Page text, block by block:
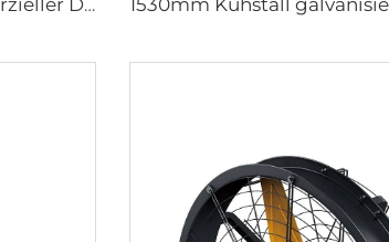
6 Klingen Neues Design Kommerzieller Deckenventilator mit AC-Motor